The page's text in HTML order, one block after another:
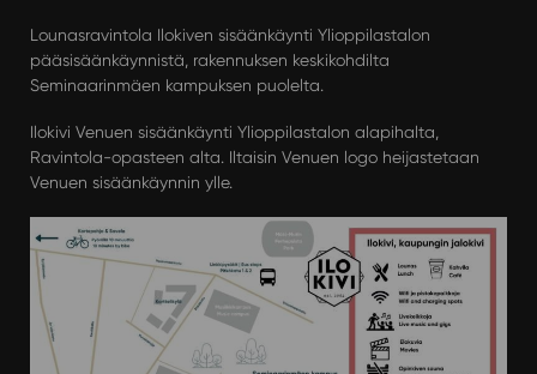
Lounasravintola Ilokiven sisäänkäynti Ylioppilastalon
pääsisäänkäynnistä, rakennuksen keskikohdilta
Seminaarinmäen kampuksen puolelta.
Ilokivi Venuen sisäänkäynti Ylioppilastalon alapihalta,
Ravintola-opasteen alta. Iltaisin Venuen logo heijastetaan
Venuen sisäänkäynnin ylle.